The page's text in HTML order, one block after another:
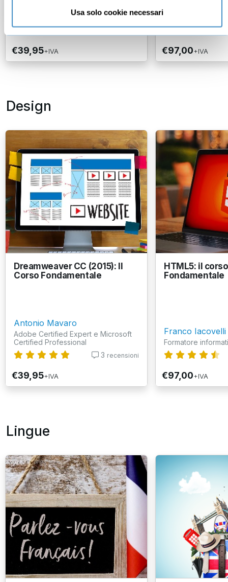
Usa solo cookie necessari
Adobe Certified Expert e Microsoft
Certified Professional
3
€39,95+IVA €97,00+IVA
Design
Dreamweaver CC (2015): Il
Corso Fondamentale
Antonio Mavaro
Adobe Certified Expert e Microsoft
Certified Professional
3 recensioni
€39,95+IVA
HTML5: il corso
Fondamentale
Franco Iacovelli
Formatore
€97,00+IVA
Lingue